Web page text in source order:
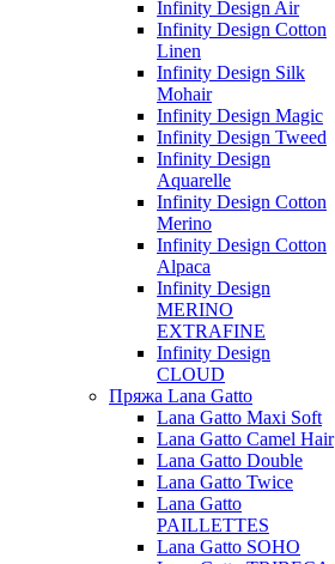
Infinity Design Air
Infinity Design Cotton
Linen
Infinity Design Silk
Mohair
Infinity Design Magic
Infinity Design Tweed
Infinity Design
Aquarelle
Infinity Design Cotton
Merino
Infinity Design Cotton
Alpaca
Infinity Design
MERINO
EXTRAFINE
Infinity Design
CLOUD
Пряжа Lana Gatto
Lana Gatto Maxi Soft
Lana Gatto Camel Hair
Lana Gatto Double
Lana Gatto Twice
Lana Gatto
PAILLETTES
Lana Gatto SOHO